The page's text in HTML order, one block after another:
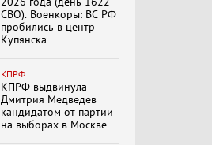
(11.06.2026)
Специальный репортаж
СВО). Военкоры: ВС РФ
пробились в центр
Купянска
КПРФ
КПРФ выдвинула
Дмитрия Медведев
кандидатом от партии
на выборах в Москве